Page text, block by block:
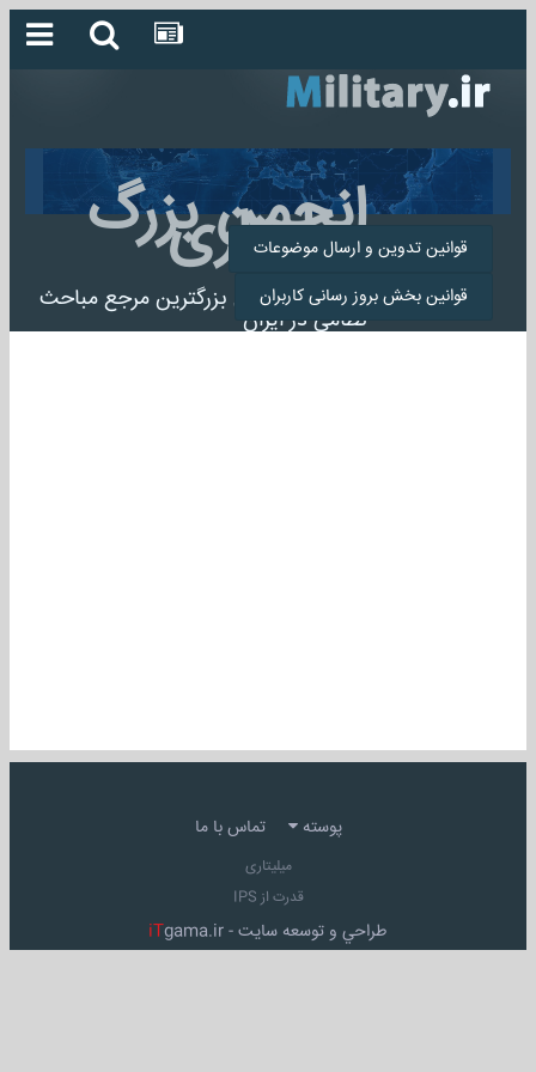
انجمن بزرگ
میلیتاری
انجمن میلیتاری بزرگترین مرجع مباحث
نظامی در ایران
قوانین تدوین و ارسال موضوعات
قوانین بخش بروز رسانی کاربران
پوسته تماس با ما
میلیتاری
قدرت از IPS
طراحي و توسعه سايت - iTgama.ir